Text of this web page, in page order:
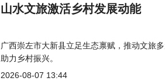
山水文旅激活乡村发展动能
广西崇左市大新县立足生态禀赋，推动文旅
助力乡村振兴。
2026-08-07 13:44